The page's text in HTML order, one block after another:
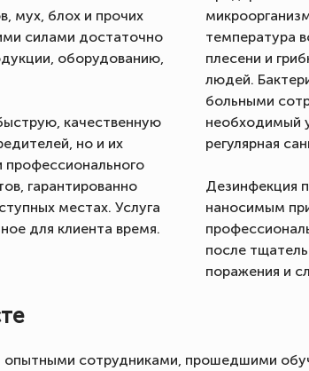
мух, блох и прочих
силами достаточно
оборудованию,
качественную
но и их
гарантированно
местах. Услуга
для клиента время.
температура
плесени и
людей.
больными
необходимый
регулярная
Дезинфекция
наносимым
после
поражения и
сотрудниками, прошедшими